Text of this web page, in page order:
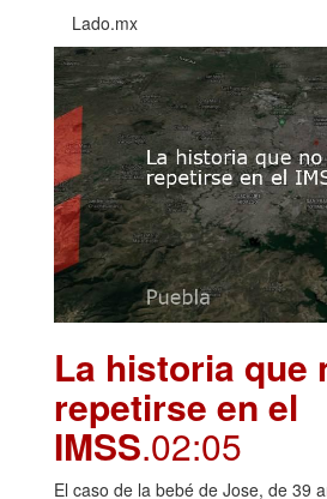
Lado.mx
La historia que
repetirse en el
IMSS.02:05
El caso de la bebé de Jose, de 39